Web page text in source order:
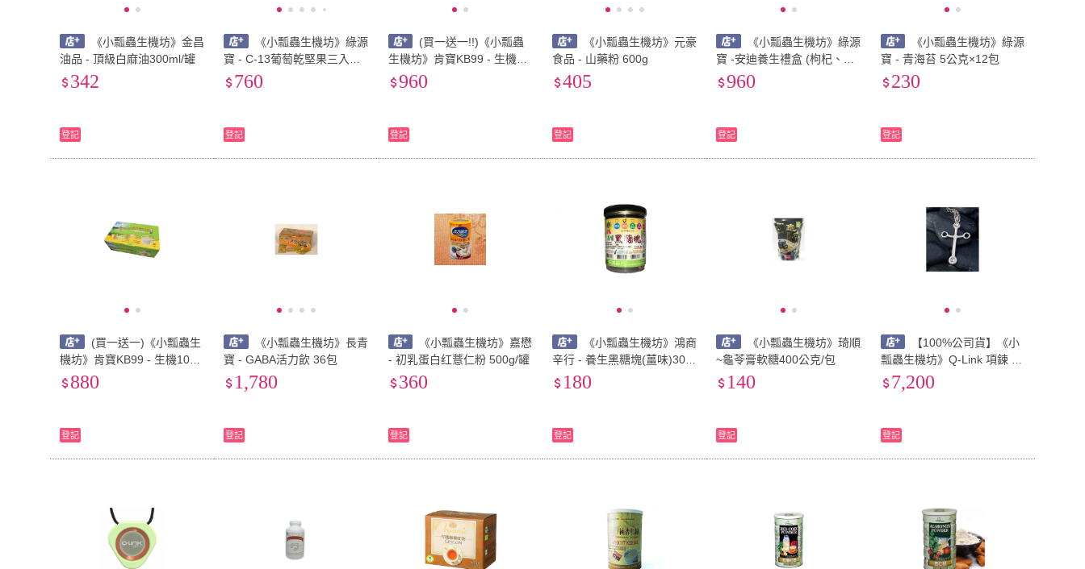
《小瓢蟲生機坊》金昌
油品 - 頂級白麻油300ml/罐
342
登記
《小瓢蟲生機坊》綠源
寶 - C-13葡萄乾堅果三入禮
盒760
登記
(買一送一!!)《小瓢蟲
生機坊》肯寶KB99 - 生機十
穀營養奶
960
登記
《小瓢蟲生機坊》元豪
食品 - 山藥粉 600g
405
登記
《小瓢蟲生機坊》綠源
寶 -安迪養生禮盒 (枸杞、紅
棗、黃耆食膳養生粉500公
960
登記
《小瓢蟲生機坊》綠源
寶 - 青海苔 5公克×12包
230
登記
(買一送一)《小瓢蟲生
機坊》肯寶KB99 - 生機10穀
營養奶3.0健康UP(盒) 28包/
880
登記
《小瓢蟲生機坊》長青
寶 - GABA活力飲 36包
1,780
登記
《小瓢蟲生機坊》嘉懋
- 初乳蛋白红薏仁粉 500g/罐
360
登記
《小瓢蟲生機坊》鴻商
辛行 - 養生黑糖塊(薑味)300
g/罐180
登記
《小瓢蟲生機坊》琦順
~龜苓膏軟糖400公克/包
140
登記
【100%公司貨】《小
瓢蟲生機坊》Q-Link 項鍊 南
十字星 項鍊 能量項鍊
7,200
登記